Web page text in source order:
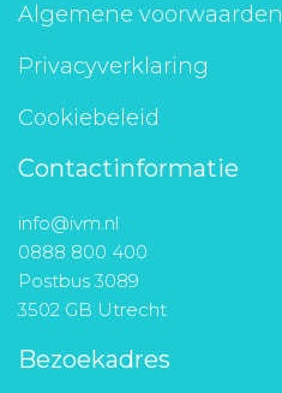
Algemene voorwaarden
Privacyverklaring
Cookiebeleid
Contactinformatie
info@ivm.nl
0888 800 400
Postbus 3089
3502 GB Utrecht
Bezoekadres